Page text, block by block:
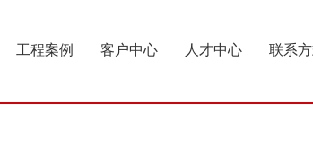
工程案例 客户中心 人才中心 联系